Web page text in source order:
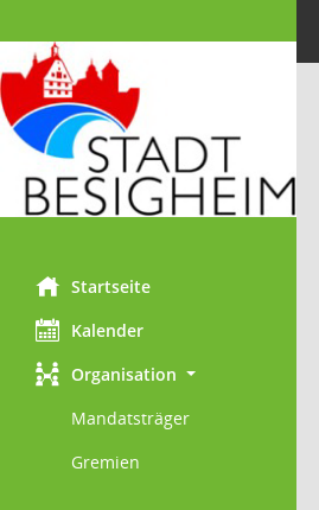
Startseite
Kalender
Organisation
Mandatsträger
Gremien